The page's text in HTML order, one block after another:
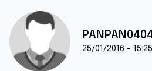
25/01/2016 - 15:25